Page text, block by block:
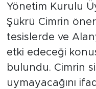
Yönetim Kurulu
Şükrü Cimrin
tesislerde ve
etki edeceği
bulundu. Cimrin
uymayacağını